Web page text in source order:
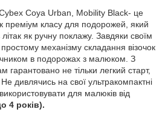
Coya Urban, Mobility Black- це
преміум класу для подорожей, який
як ручну поклажу. Завдяки своїм
механізму складання візочок
в подорожах з малюком. З
гарантовано не тільки легкий старт,
дивлячись на свої ультракомпактні
для малюків від
4 років).